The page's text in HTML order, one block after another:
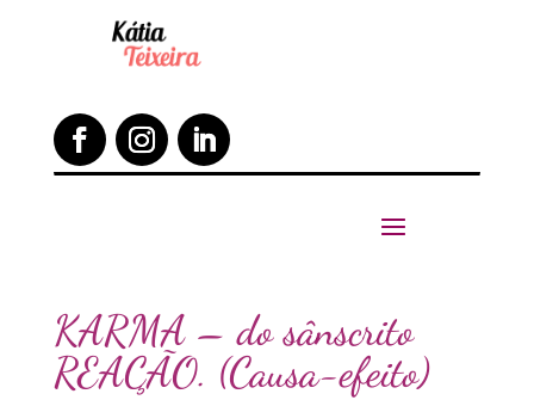
KARMA – do sânscrito
REAÇÃO. (Causa-efeito)